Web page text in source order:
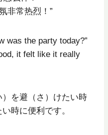
非常热烈！”
was the party today?”
it felt like it really
を避（さ）けたい時
時に便利です。